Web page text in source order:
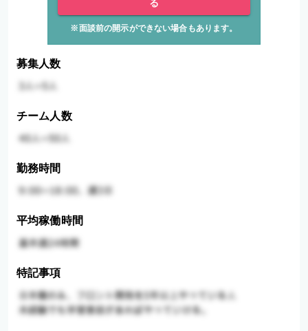
る
※面談前の開示ができない場合もあります。
募集人数
チーム人数
勤務時間
平均稼働時間
特記事項